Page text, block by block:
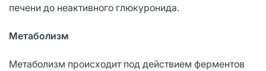
печени до неактивного глюкуронида.
Метаболизм
Метаболизм происходит под действием ферментов